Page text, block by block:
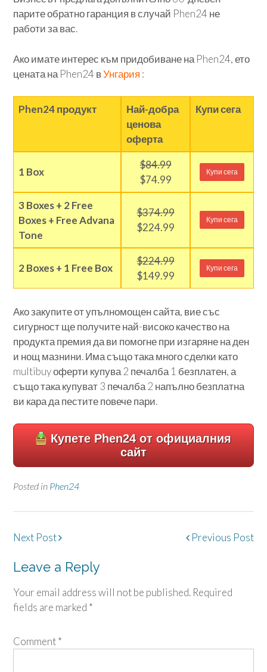
парите обратно гаранция в случай Phen24 не
работи за вас.
Ако имате интерес към придобиване на Phen24, ето
цената на Phen24 вУнгария :
Phen24 продукт
Най-добра
ценова
оферта
Купи сега
1 Box
$84.99
$74.99
Купи сега
3 Boxes + 2 Free
Boxes + Free Advana
Tone
$374.99
$224.99
Купи сега
2 Boxes + 1 Free Box
$224.99
$149.99
Купи сега
Ако закупите от упълномощен сайта, вие със
сигурност ще получите най-високо качество на
продукта премия да ви помогне при изгаряне на ден
и нощ мазнини. Има също така много сделки като
multibuy оферти купува 2 печалба 1 безплатен, а
също така купуват 3 печалба 2 напълно безплатна
ви кара да пестите повече пари.
Купете Phen24 от официалния
сайт
Posted in Phen24
Post
Previous Post
Next Post
Leave a Reply
Your email address will not be published. Required
fields are marked *
Comment*